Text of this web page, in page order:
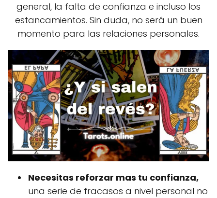
general, la falta de confianza e incluso los
estancamientos. Sin duda, no será un buen
momento para las relaciones personales.
Necesitas reforzar mas tu confianza,
una serie de fracasos a nivel personal no